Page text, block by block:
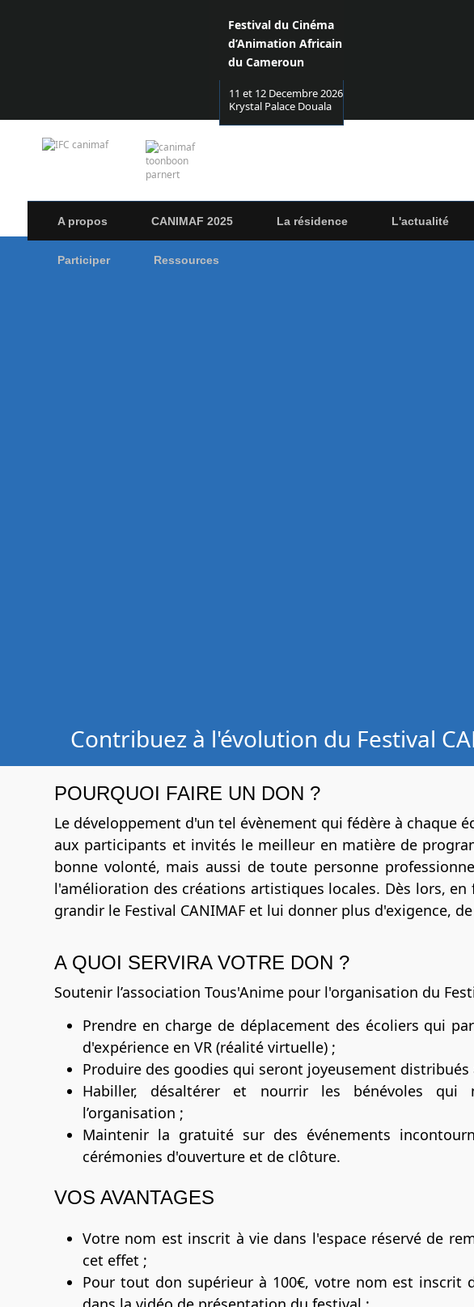
Festival du Cinéma
d’Animation Africain
du Cameroun
11 et 12 Decembre 2026
Krystal Palace Douala
A propos CANIMAF 2025 La résidence L'actualité
Participer Ressources
Contribuez à l'évolution du Festival
POURQUOI FAIRE UN DON ?
Le développement d'un tel évènement qui fédère à chaque
aux participants et invités le meilleur en matière de
bonne volonté, mais aussi de toute personne
l'amélioration des créations artistiques locales. Dès lors,
grandir le Festival CANIMAF et lui donner plus d'exigence,
A QUOI SERVIRA VOTRE DON ?
Soutenir l’association Tous'Anime pour l'organisation du
Prendre en charge de déplacement des écoliers qui
d'expérience en VR (réalité virtuelle) ;
Produire des goodies qui seront joyeusement
Habiller, désaltérer et nourrir les bénévoles qui
l’organisation ;
Maintenir la gratuité sur des événements
cérémonies d'ouverture et de clôture.
VOS AVANTAGES
Votre nom est inscrit à vie dans l'espace réservé de
cet effet ;
Pour tout don supérieur à 100€, votre nom est inscrit